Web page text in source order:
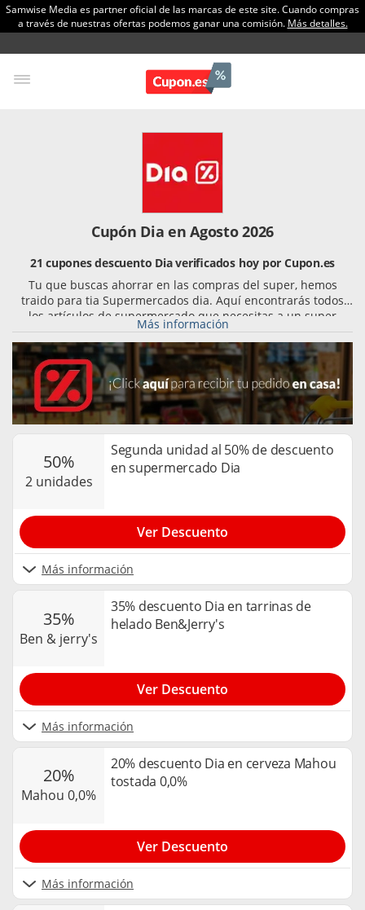
Samwise Media es partner oficial de las marcas de este site. Cuando compras
a través de nuestras ofertas podemos ganar una comisión. Más detalles.
Cupón Dia en Agosto 2026
21 cupones descuento Dia verificados hoy por Cupon.es
Tu que buscas ahorrar en las compras del super, hemos
traido para tia Supermercados dia. Aquí encontrarás todos
los artículos de supermercado que necesitas a un super
precio gracias a los cupones y códigos promocionales que
aqui tenemos para ti!
Más información
50%
2 unidades
Segunda unidad al 50% de descuento
en supermercado Dia
Más información
Ver Descuento
35%
ben & jerry's
35% descuento Dia en tarrinas de
helado Ben&Jerry's
Más información
Ver Descuento
20%
mahou 0,0%
20% descuento Dia en cerveza Mahou
tostada 0,0%
Más información
Ver Descuento